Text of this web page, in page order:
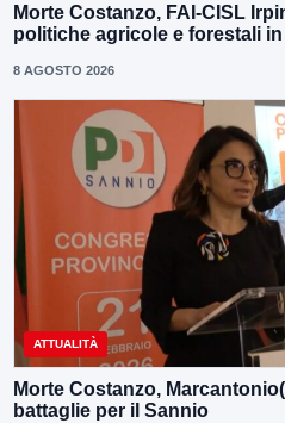
Morte Costanzo, FAI-CISL
politiche agricole e forestali in
8 AGOSTO 2026
ATTUALITÀ
Morte Costanzo,
battaglie per il Sannio